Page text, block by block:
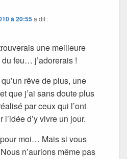
à 20:55a dit :
une meilleure
feu… j’adorerais !
rêve de plus, une
que j’ai sans doute plus
par ceux qui l’ont
d’y vivre un jour.
moi… Mais si vous
n’aurions même pas